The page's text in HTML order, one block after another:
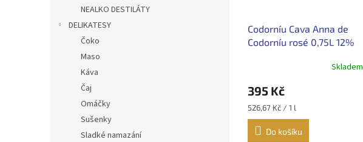
NEALKO DESTILÁTY
DELIKATESY
Čoko
Maso
Káva
Čaj
Omáčky
Sušenky
Sladké namazání
Codorníu Cava Anna de
Codorníu rosé 0,75L 12%
Skladem
395 Kč
Měrná
cena:
526,67 Kč / 1 l
Do košíku